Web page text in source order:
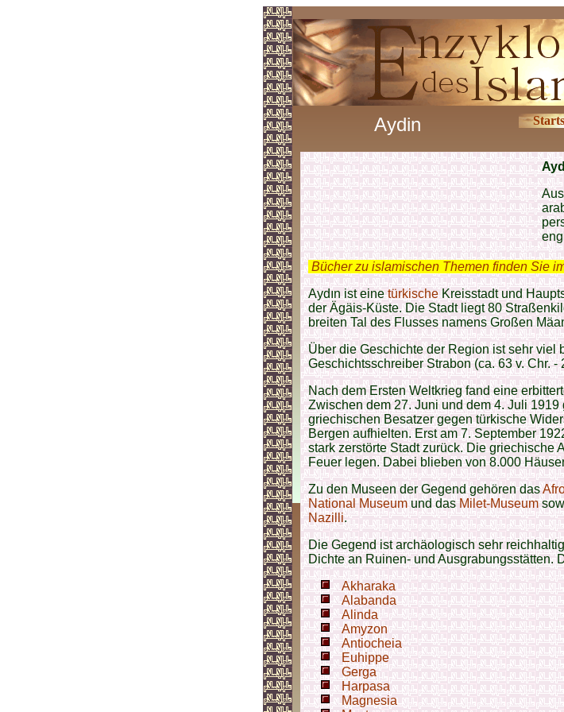
Aydin
Bücher zu islamischen Themen finden Sie
Aydın ist einetürkischeKreisstadt und
der Ägäis-Küste. Die Stadt liegt 80
breiten Tal des Flusses namens Großen
Über die Geschichte der Region ist sehr viel
Geschichtsschreiber Strabon (ca. 63 v. Chr. -
Nach dem Ersten Weltkrieg fand eine
Zwischen dem 27. Juni und dem 4. Juli
griechischen Besatzer gegen türkische
Bergen aufhielten. Erst am 7. September
stark zerstörte Stadt zurück. Die griechische
Feuer legen. Dabei blieben von 8.000
Zu den Museen der Gegend gehören das
National Museumund dasMilet-Museum
Nazilli.
Die Gegend ist archäologisch sehr
Dichte an Ruinen- und Ausgrabungsstätten.
Akharaka
Alabanda
Alinda
Amyzon
Antiocheia
Euhippe
Gerga
Harpasa
Magnesia